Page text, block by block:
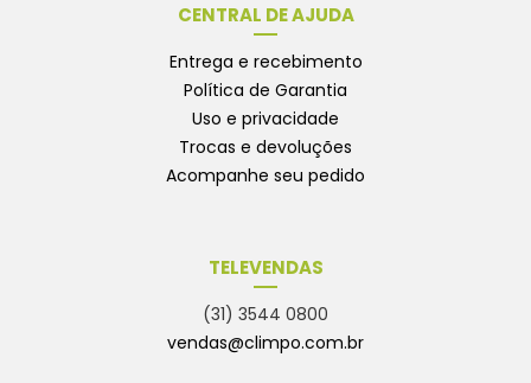
CENTRAL DE AJUDA
Entrega e recebimento
Política de Garantia
Uso e privacidade
Trocas e devoluções
Acompanhe seu pedido
TELEVENDAS
(31) 3544 0800
vendas@climpo.com.br